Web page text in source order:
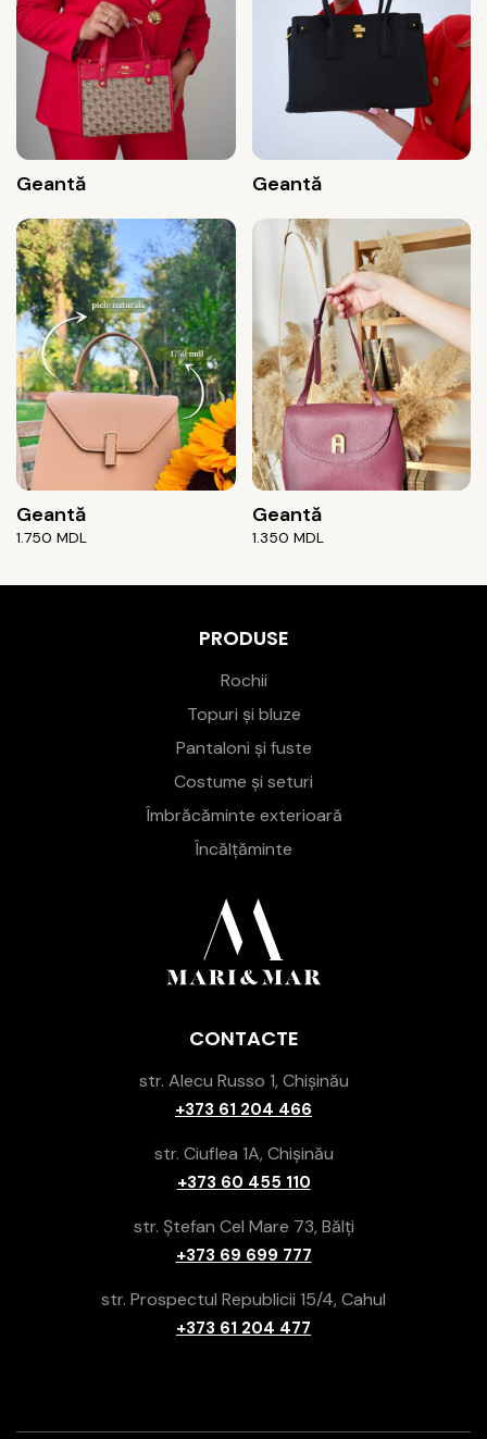
Geantă Geantă
Geantă
1.750 MDL
Geantă
1.350 MDL
PRODUSE
Rochii
Topuri și bluze
Pantaloni și fuste
Costume și seturi
Îmbrăcăminte exterioară
Încălțăminte
CONTACTE
str. Alecu Russo 1, Chișinău
+373 61 204 466
str. Ciuflea 1A, Chișinău
+373 60 455 110
str. Ștefan Cel Mare 73, Bălți
+373 69 699 777
str. Prospectul Republicii 15/4, Cahul
+373 61 204 477